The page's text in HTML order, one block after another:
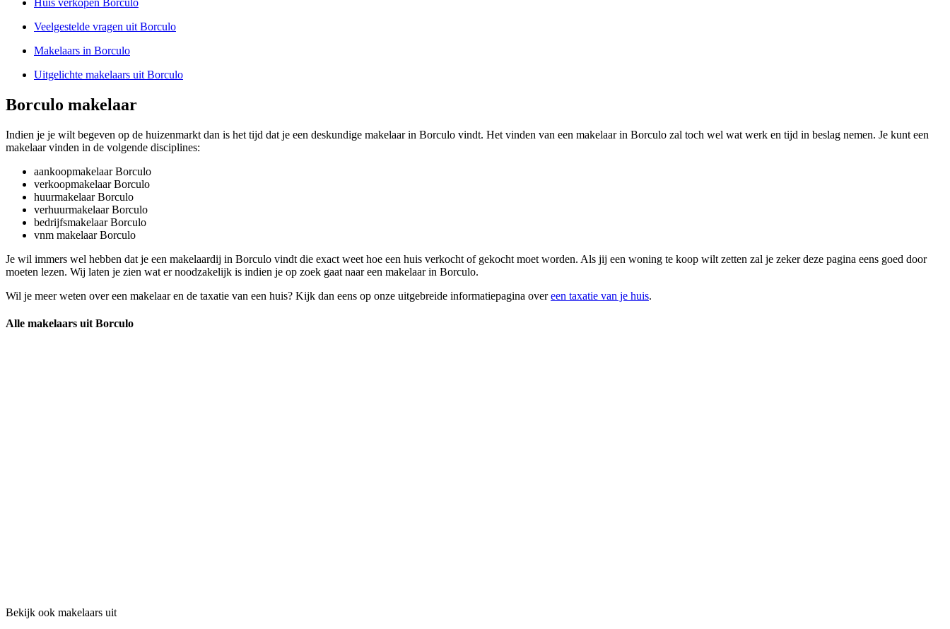
Huis verkopen Borculo
Veelgestelde vragen uit Borculo
Makelaars in Borculo
Uitgelichte makelaars uit Borculo
Borculo makelaar
Indien je je wilt begeven op de huizenmarkt dan is het tijd dat je een deskundige makelaar in Borculo vindt. Het vinden van een makelaar in Borculo zal toch wel wat werk en tijd in beslag nemen. Je kunt een
makelaar vinden in de volgende disciplines:
aankoopmakelaar Borculo
verkoopmakelaar Borculo
huurmakelaar Borculo
verhuurmakelaar Borculo
bedrijfsmakelaar Borculo
vnm makelaar Borculo
Je wil immers wel hebben dat je een makelaardij in Borculo vindt die exact weet hoe een huis verkocht of gekocht moet worden. Als jij een woning te koop wilt zetten zal je zeker deze pagina eens goed door
moeten lezen. Wij laten je zien wat er noodzakelijk is indien je op zoek gaat naar een makelaar in Borculo.
Wil je meer weten over een makelaar en de taxatie van een huis? Kijk dan eens op onze uitgebreide informatiepagina overeen taxatie van je huis.
Alle makelaars uit Borculo
Bekijk ook makelaars uit